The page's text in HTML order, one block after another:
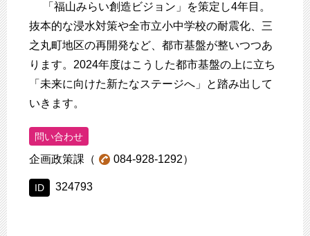
「福山みらい創造ビジョン」を策定し4年目。
抜本的な浸水対策や全市立小中学校の耐震化、三
之丸町地区の再開発など、都市基盤が整いつつあ
ります。2024年度はこうした都市基盤の上に立ち
「未来に向けた新たなステージへ」と踏み出して
いきます。
問い合わせ
企画政策課 084-928-1292
ID 324793